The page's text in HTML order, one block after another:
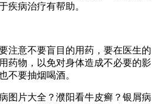
疾病治疗有帮助。
注意不要盲目的用药，要在医生的
药物，以免对身体造成不必要的影
不要抽烟喝酒。
图片大全？濮阳看牛皮癣？银屑病